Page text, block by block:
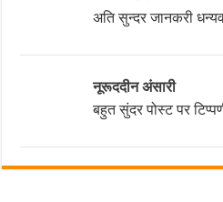
अति सुन्दर जानकरी
नूरूददीन अंसारी
बहुत सुंदर पोस्ट पर